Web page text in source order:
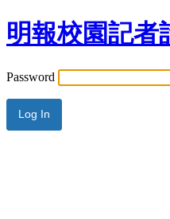
明報校園記者
Password